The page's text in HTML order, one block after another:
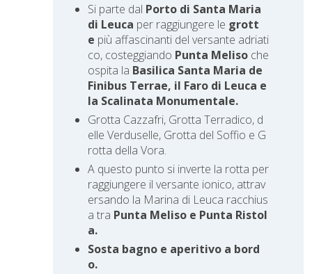
Si parte dal Porto di Santa Maria
di Leuca per raggiungere le grott
e più affascinanti del versante adriati
co, costeggiando Punta Melisoche
ospita la Basilica Santa Maria de
Finibus Terrae, il Faro di Leuca e
la Scalinata Monumentale.
Grotta Cazzafri, Grotta Terradico, d
elle Verduselle, Grotta del Soffio e G
rotta della Vora.
A questo punto si inverte la rotta per
raggiungere il versante ionico, attrav
ersando la Marina di Leuca racchius
a tra Punta Meliso e Punta Ristol
a.
Sosta bagno e aperitivo a bord
o.